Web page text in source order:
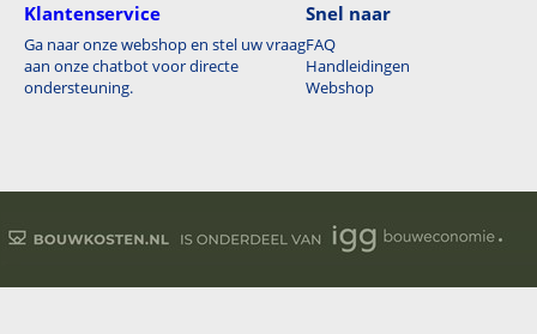
Klantenservice
Ga naar onze webshop en stel uw vraag
aan onze chatbot voor directe
ondersteuning.
Snel naar
FAQ
Handleidingen
Webshop